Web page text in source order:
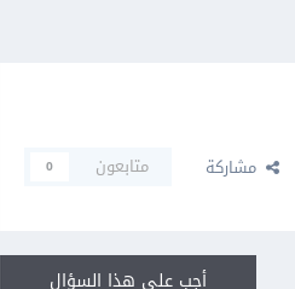
مشاركة متابعون 0
أجب على هذا السؤال